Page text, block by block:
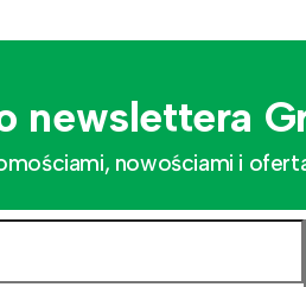
newslettera
nowościami i